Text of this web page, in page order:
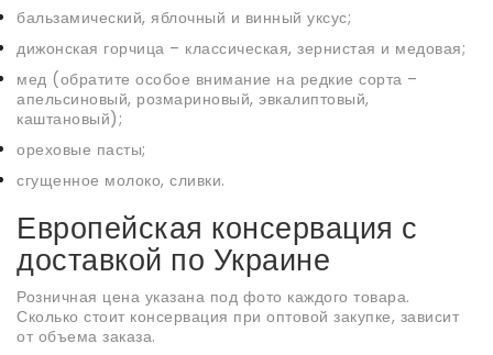
бальзамический, яблочный и винный уксус;
дижонская горчица – классическая, зернистая и медовая;
мед (обратите особое внимание на редкие сорта –
апельсиновый, розмариновый, эвкалиптовый,
каштановый);
ореховые пасты;
сгущенное молоко, сливки.
Европейская консервация с
доставкой по Украине
Розничная цена указана под фото каждого товара.
Сколько стоит консервация при оптовой закупке, зависит
от объема заказа.